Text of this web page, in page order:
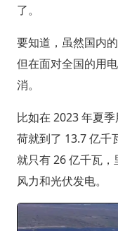
了。
要知道，虽然国内
但在面对全国的用
消。
比如在 2023 年夏
荷就到了 13.7 亿千
就只有 26 亿千瓦
风力和光伏发电。